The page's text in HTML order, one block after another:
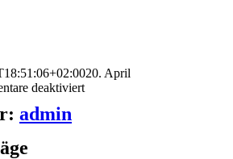
20. April
deaktiviertfür
admin